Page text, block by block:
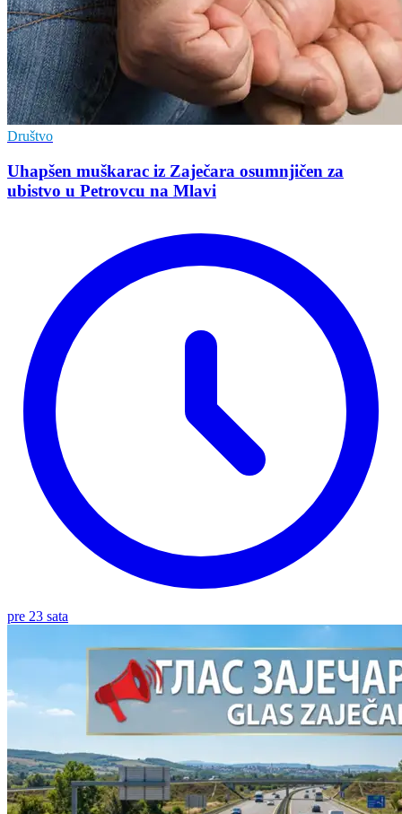
Društvo
Uhapšen muškarac iz Zaječara osumnjičen za
ubistvo u Petrovcu na Mlavi
pre 23 sata